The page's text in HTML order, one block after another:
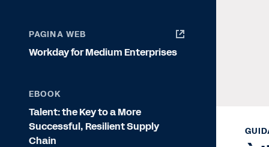
PAGINA WEB
Workday for Medium Enterprises
EBOOK
Talent: the Key to a More
Successful, Resilient Supply
Chain